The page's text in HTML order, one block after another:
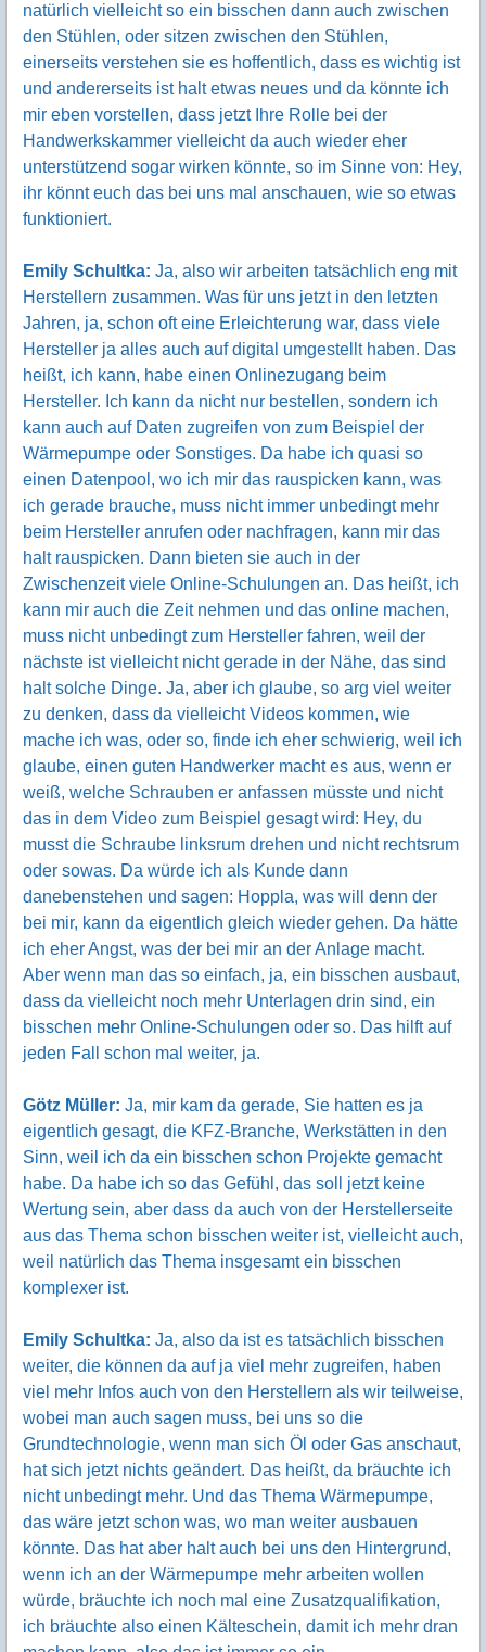
natürlich vielleicht so ein bisschen dann auch zwischen
den Stühlen, oder sitzen zwischen den Stühlen,
einerseits verstehen sie es hoffentlich, dass es wichtig ist
und andererseits ist halt etwas neues und da könnte ich
mir eben vorstellen, dass jetzt Ihre Rolle bei der
Handwerkskammer vielleicht da auch wieder eher
unterstützend sogar wirken könnte, so im Sinne von: Hey,
ihr könnt euch das bei uns mal anschauen, wie so etwas
funktioniert.
Emily Schultka: Ja, also wir arbeiten tatsächlich eng mit
Herstellern zusammen. Was für uns jetzt in den letzten
Jahren, ja, schon oft eine Erleichterung war, dass viele
Hersteller ja alles auch auf digital umgestellt haben. Das
heißt, ich kann, habe einen Onlinezugang beim
Hersteller. Ich kann da nicht nur bestellen, sondern ich
kann auch auf Daten zugreifen von zum Beispiel der
Wärmepumpe oder Sonstiges. Da habe ich quasi so
einen Datenpool, wo ich mir das rauspicken kann, was
ich gerade brauche, muss nicht immer unbedingt mehr
beim Hersteller anrufen oder nachfragen, kann mir das
halt rauspicken. Dann bieten sie auch in der
Zwischenzeit viele Online-Schulungen an. Das heißt, ich
kann mir auch die Zeit nehmen und das online machen,
muss nicht unbedingt zum Hersteller fahren, weil der
nächste ist vielleicht nicht gerade in der Nähe, das sind
halt solche Dinge. Ja, aber ich glaube, so arg viel weiter
zu denken, dass da vielleicht Videos kommen, wie
mache ich was, oder so, finde ich eher schwierig, weil ich
glaube, einen guten Handwerker macht es aus, wenn er
weiß, welche Schrauben er anfassen müsste und nicht
das in dem Video zum Beispiel gesagt wird: Hey, du
musst die Schraube linksrum drehen und nicht rechtsrum
oder sowas. Da würde ich als Kunde dann
danebenstehen und sagen: Hoppla, was will denn der
bei mir, kann da eigentlich gleich wieder gehen. Da hätte
ich eher Angst, was der bei mir an der Anlage macht.
Aber wenn man das so einfach, ja, ein bisschen ausbaut,
dass da vielleicht noch mehr Unterlagen drin sind, ein
bisschen mehr Online-Schulungen oder so. Das hilft auf
jeden Fall schon mal weiter, ja.
Götz Müller: Ja, mir kam da gerade, Sie hatten es ja
eigentlich gesagt, die KFZ-Branche, Werkstätten in den
Sinn, weil ich da ein bisschen schon Projekte gemacht
habe. Da habe ich so das Gefühl, das soll jetzt keine
Wertung sein, aber dass da auch von der Herstellerseite
aus das Thema schon bisschen weiter ist, vielleicht auch,
weil natürlich das Thema insgesamt ein bisschen
komplexer ist.
Emily Schultka: Ja, also da ist es tatsächlich bisschen
weiter, die können da auf ja viel mehr zugreifen, haben
viel mehr Infos auch von den Herstellern als wir teilweise,
wobei man auch sagen muss, bei uns so die
Grundtechnologie, wenn man sich Öl oder Gas anschaut,
hat sich jetzt nichts geändert. Das heißt, da bräuchte ich
nicht unbedingt mehr. Und das Thema Wärmepumpe,
das wäre jetzt schon was, wo man weiter ausbauen
könnte. Das hat aber halt auch bei uns den Hintergrund,
wenn ich an der Wärmepumpe mehr arbeiten wollen
würde, bräuchte ich noch mal eine Zusatzqualifikation,
ich bräuchte also einen Kälteschein, damit ich mehr dran